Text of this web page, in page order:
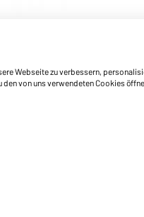
- (white-
Webseite zu verbessern,
von uns verwendeten Cookies